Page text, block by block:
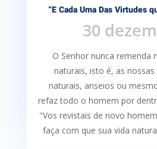
“E Cada Uma Das Virtudes
30
O Senhor nunca remenda
naturais, isto é, as
naturais, anseios ou
refaz todo o homem por
"Vos revistais de novo
faça com que sua vida